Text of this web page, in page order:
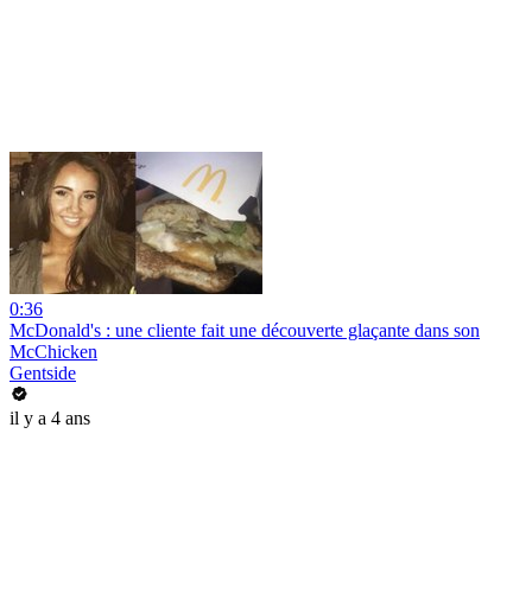
0:36
McDonald's : une cliente fait une découverte glaçante dans son
McChicken
Gentside
il y a 4 ans